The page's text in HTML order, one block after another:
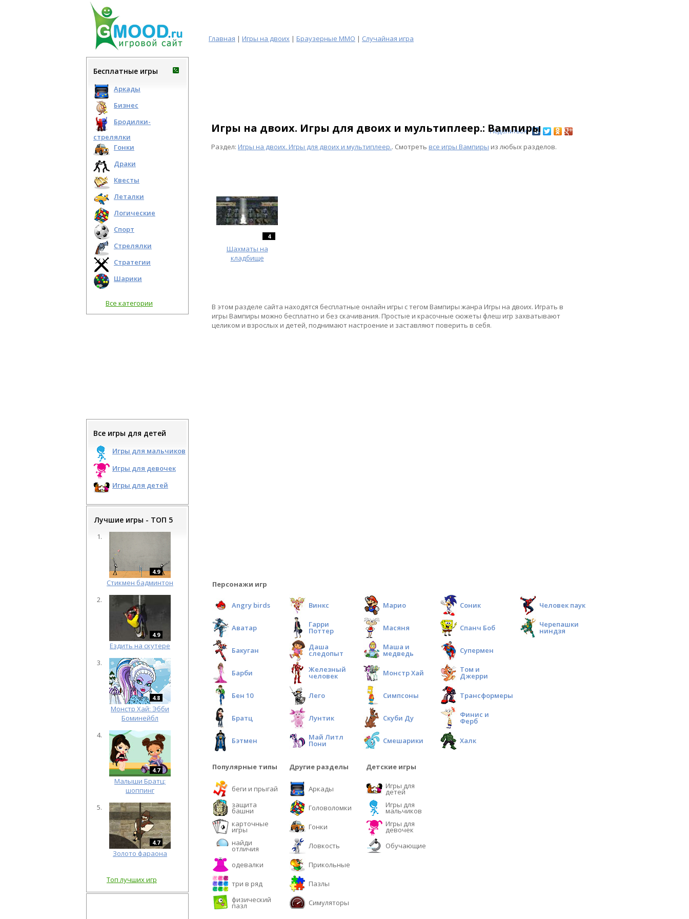
Главная | Игры на двоих | Браузерные MMO | Случайная игра
Бесплатные игры
Аркады
Бизнес
Бродилки-
стрелялки
Гонки
Драки
Квесты
Леталки
Логические
Спорт
Стрелялки
Стратегии
Шарики
Все категории
Все игры для детей
Игры для мальчиков
Игры для девочек
Игры для детей
Лучшие игры - ТОП 5
4.9
Cтикмен бадминтон
4.9
Ездить на скутере
4.8
Монстр Хай: Эбби
Боминейбл
4.7
Малыши Братц:
шоппинг
4.7
Золото фараона
Топ лучших игр
Игры на двоих. Игры для двоих и мультиплеер.: Вампиры
Поделиться
Раздел: Игры на двоих. Игры для двоих и мультиплеер.. Смотреть все игры Вампиры из любых разделов.
4
Шахматы на
кладбище
В этом разделе сайта находятся бесплатные онлайн игры с тегом Вампиры жанра Игры на двоих. Играть в
игры Вампиры можно бесплатно и без скачивания. Простые и красочные сюжеты флеш игр захватывают
целиком и взрослых и детей, поднимают настроение и заставляют поверить в себя.
Персонажи игр
Angry birds
Аватар
Бакуган
Барби
Бен 10
Братц
Бэтмен
Винкс
Гарри
Поттер
Даша
следопыт
Железный
человек
Лего
Лунтик
Май Литл
Пони
Марио
Масяня
Маша и
медведь
Монстр Хай
Симпсоны
Скуби Ду
Смешарики
Соник
Спанч Боб
Супермен
Том и
Джерри
Трансформеры
Финис и
Ферб
Халк
Человек паук
Черепашки
ниндзя
Популярные типы
беги и прыгай
защита
башни
карточные
игры
найди
отличия
одевалки
три в ряд
физический
пазл
Другие разделы
Аркады
Головоломки
Гонки
Ловкость
Прикольные
Пазлы
Симуляторы
Детские игры
Игры для
детей
Игры для
мальчиков
Игры для
девочек
Обучающие